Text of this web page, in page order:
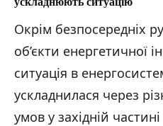
Окрім безпосередніх
об’єкти енергетичної
ситуація в
ускладнилася через
умов у західній